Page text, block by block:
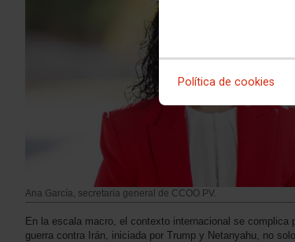
Política de cookies
Ana García, secretaria general de CCOO PV.
En la escala macro, el contexto internacional se complica
guerra contra Irán, iniciada por Trump y Netanyahu, no